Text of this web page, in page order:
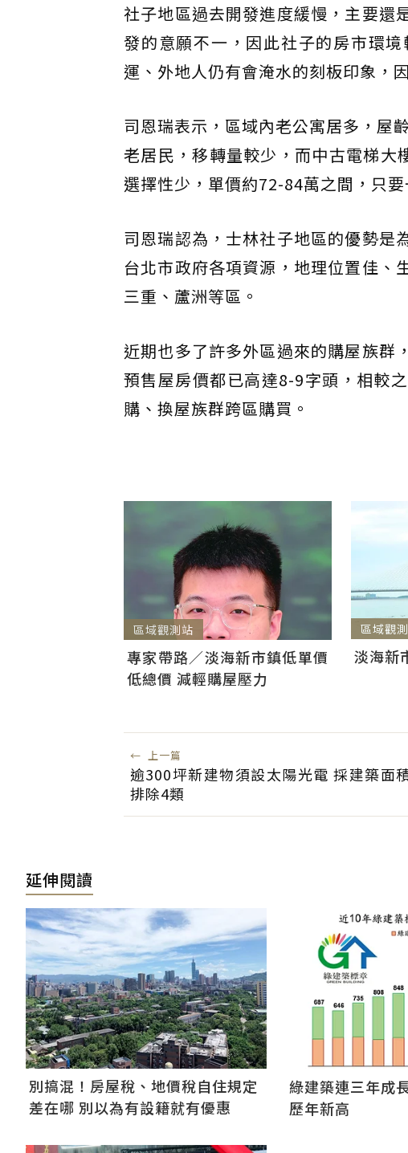
社子地區過去開發進度緩慢，主要還
發的意願不一，因此社子的房市環
運、外地人仍有會淹水的刻板印象，
司恩瑞表示，區域內老公寓居多，屋
老居民，移轉量較少，而中古電梯
選擇性少，單價約72-84萬之間，只
司恩瑞認為，士林社子地區的優勢是
台北市政府各項資源，地理位置佳、
三重、蘆洲等區。
近期也多了許多外區過來的購屋族群
預售屋房價都已高達8-9字頭，相較
購、換屋族群跨區購買。
區域觀測站
專家帶路／淡海新市鎮低單價
低總價 減輕購屋壓力
區域觀
淡海新
← 上一篇
逾300坪新建物須設太陽光電 採建築面
排除4類
延伸閱讀
別搞混！房屋稅、地價稅自住規定
差在哪 別以為有設籍就有優惠
綠建築連三年成
歷年新高